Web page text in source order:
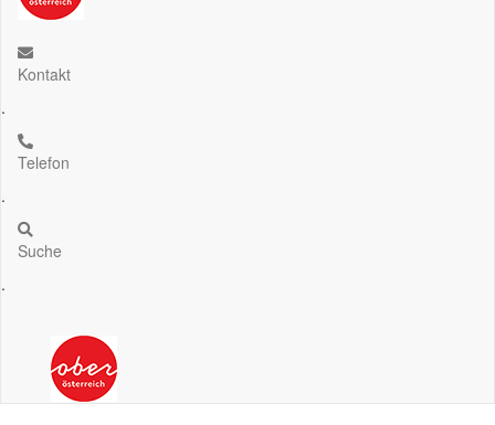
Kontakt
.
Telefon
.
Suche
.